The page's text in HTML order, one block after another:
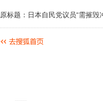
原标题：日本自民党议员“需摧毁